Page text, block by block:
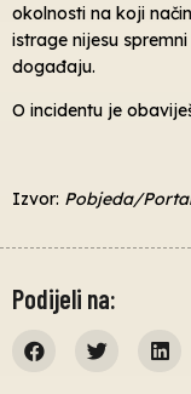
okolnosti na koji
istrage nijesu
događaju.
O incidentu je
Izvor: Pobjeda/
Podijeli na: